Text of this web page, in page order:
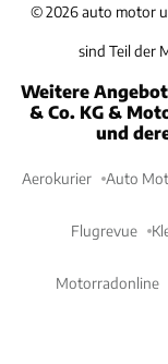
©2026 auto motor
sind Teil der
Weitere
& Co. KG &
und
Aerokurier Auto
Flugrevue
Motorradonline